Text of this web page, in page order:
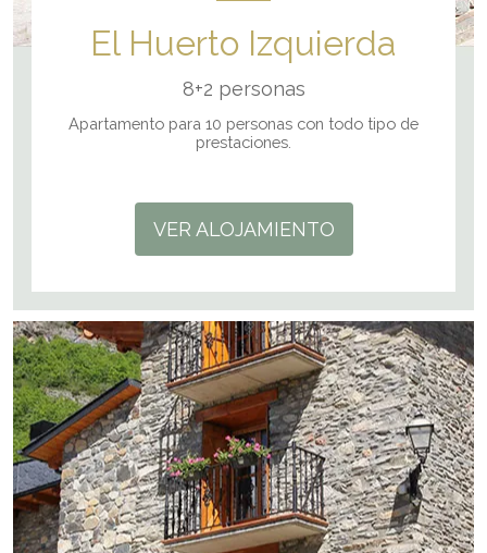
El Huerto Izquierda
8+2 personas
Apartamento para 10 personas con todo tipo de
prestaciones.
VER ALOJAMIENTO